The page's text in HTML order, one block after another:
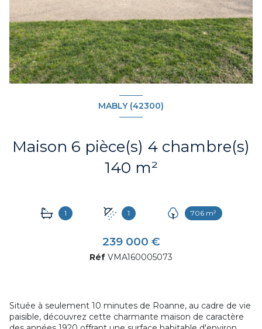
MABLY (42300)
Maison 6 pièce(s) 4 chambre(s)
140 m²
1 1 706 m²
239 000 €
Réf VMA160005073
Située à seulement 10 minutes de Roanne, au cadre de vie
paisible, découvrez cette charmante maison de caractère